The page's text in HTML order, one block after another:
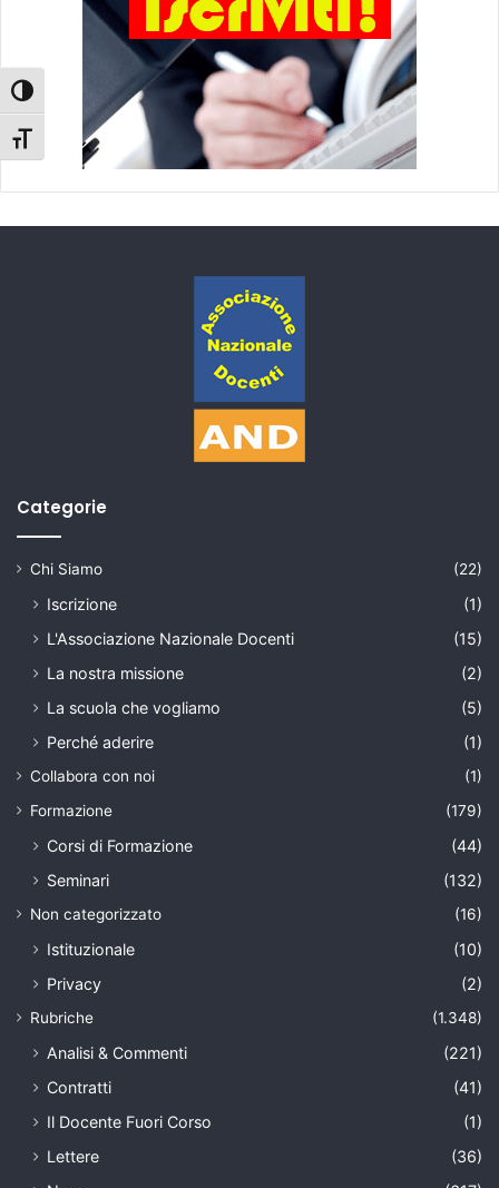
Attiva/disattiva alto contrasto
Attiva/disattiva dimensione testo
Categorie
Chi Siamo (22)
Iscrizione
(1)
L'Associazione Nazionale Docenti
(15)
La nostra missione
(2)
La scuola che vogliamo
(5)
Perché aderire
(1)
Collabora con noi
(1)
Formazione
(179)
Corsi di Formazione
(44)
Seminari
(132)
Non categorizzato (16)
Istituzionale
(10)
Privacy
(2)
Rubriche (1.348)
Analisi & Commenti
(221)
Contratti
(41)
Il Docente Fuori Corso
(1)
Lettere
(36)